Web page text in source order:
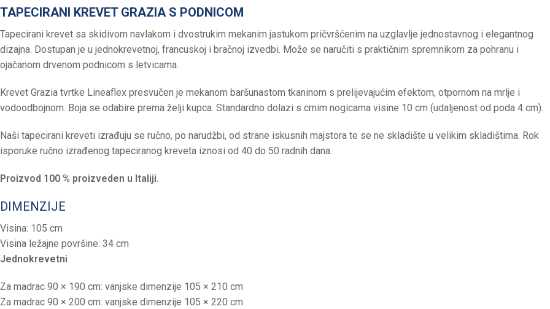
TAPECIRANI KREVET GRAZIA S PODNICOM
Tapecirani krevet sa skidivom navlakom i dvostrukim mekanim jastukom pričvršćenim na uzglavlje jednostavnog i elegantnog
dizajna. Dostupan je u jednokrevetnoj, francuskoj i bračnoj izvedbi. Može se naručiti s praktičnim spremnikom za pohranu i
ojačanom drvenom podnicom s letvicama.
Krevet Grazia tvrtke Lineaflex presvučen je mekanom baršunastom tkaninom s prelijevajućim efektom, otpornom na mrlje i
vodoodbojnom. Boja se odabire prema želji kupca. Standardno dolazi s crnim nogicama visine 10 cm (udaljenost od poda 4 cm).
Naši tapecirani kreveti izrađuju se ručno, po narudžbi, od strane iskusnih majstora te se ne skladište u velikim skladištima. Rok
isporuke ručno izrađenog tapeciranog kreveta iznosi od 40 do 50 radnih dana.
Proizvod 100 % proizveden u Italiji.
DIMENZIJE
Visina: 105 cm
Visina ležajne površine: 34 cm
Jednokrevetni
Za madrac 90 × 190 cm: vanjske dimenzije 105 × 210 cm
Za madrac 90 × 200 cm: vanjske dimenzije 105 × 220 cm